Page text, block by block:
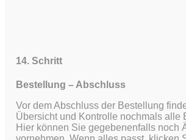
14. Schritt
Bestellung – Abschluss
Vor dem Abschluss der Bestellung
Übersicht und Kontrolle nochmals alle
Hier können Sie gegebenenfalls noch